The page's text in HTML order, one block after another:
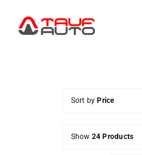
AUTODE
Sort by Price
Show 24 Products